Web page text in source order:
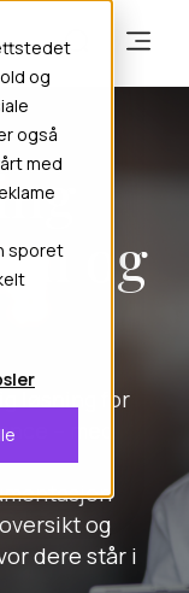
og
også
med
sporet
og
løsning for
– med
og
dere står i